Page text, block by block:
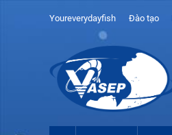
Youreverydayfish Đào tạo